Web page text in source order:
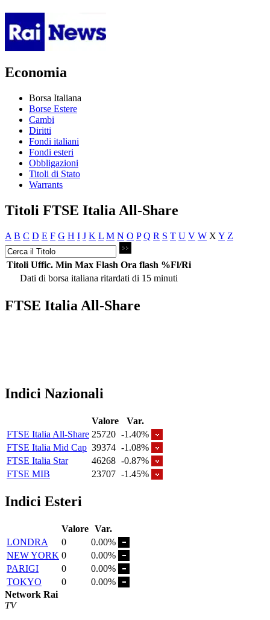
Economia
Borsa Italiana
Borse Estere
Cambi
Diritti
Fondi italiani
Fondi esteri
Obbligazioni
Titoli di Stato
Warrants
Titoli FTSE Italia All-Share
A B C D E F G H I J K L M N O P Q R S T U V W X Y Z
Titoli Uffic. Min Max Flash Ora flash %Fl/Ri
Dati di borsa italiana ritardati di 15 minuti
FTSE Italia All-Share
Indici Nazionali
Valore
Var.
FTSE Italia All-Share 25720 -1.40%
FTSE Italia Mid Cap 39374 -1.08%
FTSE Italia Star
46268 -0.87%
FTSE MIB
23707 -1.45%
Indici Esteri
Valore Var.
LONDRA
0
0.00%
NEW YORK 0
0.00%
PARIGI
0
0.00%
TOKYO
0
0.00%
Network Rai
TV